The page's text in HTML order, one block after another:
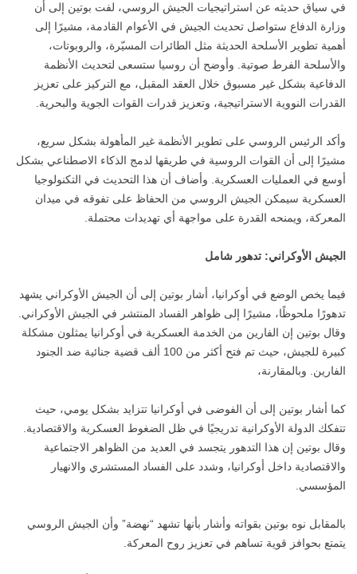
في سياق حديثه عن استراتيجيات الجيش الروسي، لفت بوتين إلى أن
وزارة الدفاع ستواصل تحديث الجيش في الأعوام القادمة، مشيرًا إلى
أهمية تطوير الأسلحة الحديثة مثل الطائرات المسيّرة، والروبوتات،
والأسلحة الفرط صوتية. وأوضح أن روسيا ستسعى لتحديث الأنظمة
الدفاعية بشكل غير مسبوق خلال العقد المقبل، مع التركيز على تعزيز
القدرات النووية الاستراتيجية، وتعزيز قدرات القوات الجوية والبحرية.
وأكد الرئيس الروسي على تطوير الأنظمة غير المأهولة بشكل سريع،
مشيرًا إلى أن القوات الروسية في طريقها لدمج الذكاء الاصطناعي بشكل
أوسع في العمليات العسكرية. وأضاف أن هذا التحديث في التكنولوجيا
العسكرية سيمكن الجيش الروسي من الحفاظ على تفوقه في ميدان
المعركة، ويمنحه القدرة على مواجهة أي تهديدات محتملة.
الجيش الأوكراني: تدهور شامل
فيما يخص الوضع في أوكرانيا، أشار بوتين إلى أن الجيش الأوكراني يشهد
تدهورًا ملحوظًا، مشيرًا إلى ظواهر الفساد المنتشر في الجيش الأوكراني.
وقال بوتين إن الفارين من الخدمة العسكرية في أوكرانيا يمثلون مشكلة
كبيرة للجيش، حيث تم فتح أكثر من 100 ألف قضية جنائية ضد الجنود
الفارين. وبالمقارنة،
كما أشار بوتين إلى أن الفوضى في أوكرانيا تتزايد بشكل يومي، حيث
تتفكك الدولة الأوكرانية تدريجيًا في ظل الضغوط العسكرية والاقتصادية.
وقال بوتين إن هذا التدهور يتجسد في العديد من الظواهر الاجتماعية
والاقتصادية داخل أوكرانيا، وشدد على الفساد المستشري والانهيار
المؤسسي.
بالمقابل نوه بوتين بقواته وأشار بأنها تشهد “نهضة” وأن الجيش الروسي
يتمتع بحوافز قوية تساهم في تعزيز روح المعركة.